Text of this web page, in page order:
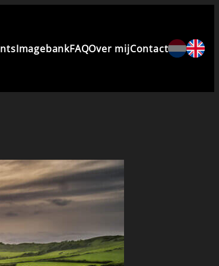
ImagebankFAQOver mijContact